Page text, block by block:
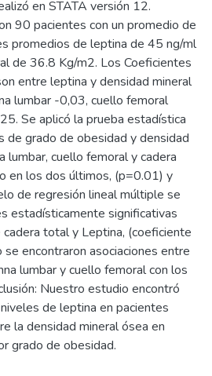
en STATA versión 12.
90 pacientes con un promedio de
promedios de leptina de 45 ng/ml
de 36.8 Kg/m2. Los Coeficientes
entre leptina y densidad mineral
lumbar -0,03, cuello femoral
Se aplicó la prueba estadística
de grado de obesidad y densidad
lumbar, cuello femoral y cadera
en los dos últimos, (p=0.01) y
de regresión lineal múltiple se
estadísticamente significativas
total y Leptina, (coeficiente
encontraron asociaciones entre
lumbar y cuello femoral con los
Nuestro estudio encontró
de leptina en pacientes
la densidad mineral ósea en
grado de obesidad.